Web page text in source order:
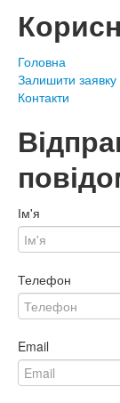
Головна
Залишити заявку
Контакти
Ім'я
Телефон
Email